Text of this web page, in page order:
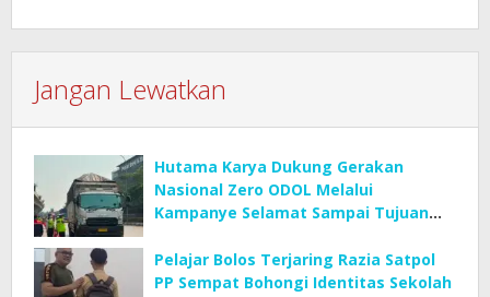
Jangan Lewatkan
Hutama Karya Dukung Gerakan
Nasional Zero ODOL Melalui
Kampanye Selamat Sampai Tujuan
Pelajar Bolos Terjaring Razia Satpol
PP Sempat Bohongi Identitas Sekolah